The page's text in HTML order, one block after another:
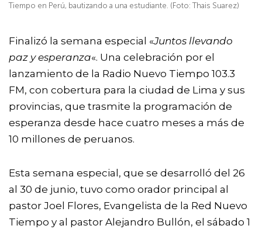
Tiempo en Perú, bautizando a una estudiante. (Foto: Thais Suarez)
Finalizó la semana especial «Juntos llevando
paz y esperanza«. Una celebración por el
lanzamiento de la Radio Nuevo Tiempo 103.3
FM, con cobertura para la ciudad de Lima y sus
provincias, que trasmite la programación de
esperanza desde hace cuatro meses a más de
10 millones de peruanos.
Esta semana especial, que se desarrolló del 26
al 30 de junio, tuvo como orador principal al
pastor Joel Flores, Evangelista de la Red Nuevo
Tiempo y al pastor Alejandro Bullón, el sábado 1